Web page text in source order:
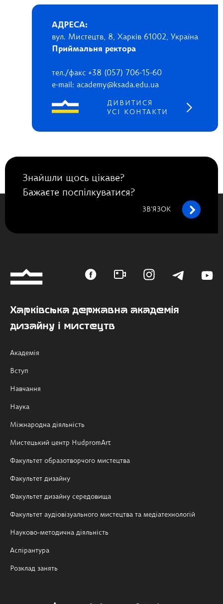
АДРЕСА:
вул. Мистецтв, 8, Харків 61002, Україна
Приймальня ректора
тел./факс +38 (057) 706-15-60
e-mail: academy@ksada.edu.ua
ДИВИТИСЯ
УСІ КОНТАКТИ
Знайшли щось цікаве?
Бажаєте поспілкуватися?
ЗВ’ЯЗОК
Харківська державна академія
дизайну і мистецтв
Академія
Вступ
Навчання
Наука
Міжнародна діяльність
Мистецький центр HudpromArt
Факультет образотворчого мистецтва
Факультет дизайну
Факультет дизайну середовища
Факультет аудіовізуального мистецтва та медіатехнологій
Науково-методична діяльність
Аспірантура
Розклад занять